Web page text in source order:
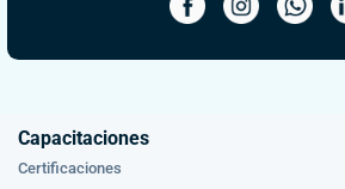
Capacitaciones
Certificaciones